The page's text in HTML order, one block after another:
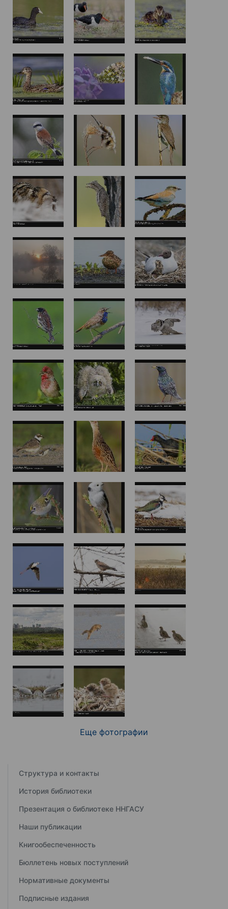
Еще фотографии
Структура и контакты
История библиотеки
Презентация о библиотеке ННГАСУ
Наши публикации
Книгообеспеченность
Бюллетень новых поступлений
Нормативные документы
Подписные издания